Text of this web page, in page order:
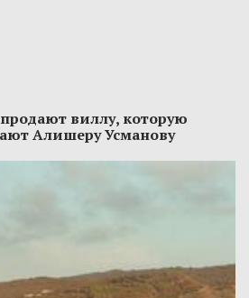
виллу, которую
Алишеру Усманову